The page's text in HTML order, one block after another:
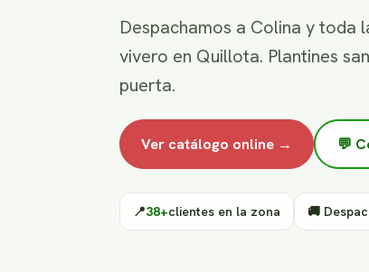
Despachamos a Colina y toda
vivero en Quillota. Plantines
puerta.
Ver catálogo online → 💬
📍38+clientes en la zona 🚚